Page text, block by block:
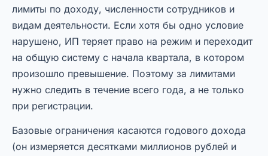
лимиты по доходу, численности сотрудников и
видам деятельности. Если хотя бы одно условие
нарушено, ИП теряет право на режим и переходит
на общую систему с начала квартала, в котором
произошло превышение. Поэтому за лимитами
нужно следить в течение всего года, а не только
при регистрации.
Базовые ограничения касаются годового дохода
(он измеряется десятками миллионов рублей и